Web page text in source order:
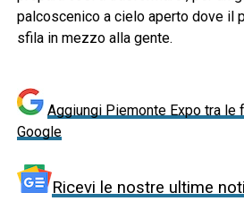
palcoscenico a cielo aperto dove il
sfila in mezzo alla gente.
Aggiungi Piemonte Expo tra
Google
Ricevi le nostre ultime